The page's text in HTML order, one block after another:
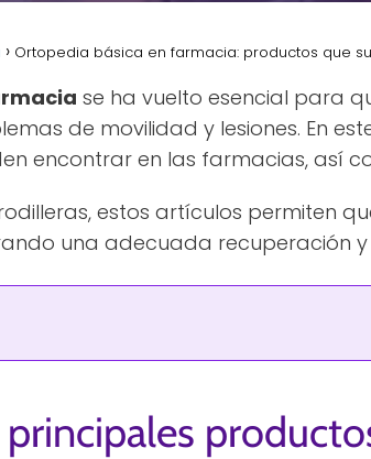
Ortopedia básica en farmacia: productos que
se ha vuelto esencial para
de movilidad y lesiones. En
encontrar en las farmacias, así
estos artículos permiten
una adecuada recuperación y
principales